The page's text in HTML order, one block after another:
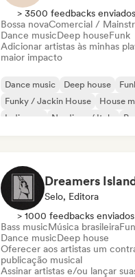
> 3500 feedbacks enviados
Bossa novaComercial /
Dance musicDeep houseFunk
Adicionar artistas às minhas
maior impacto
Dance music Deep house
Funky / Jackin House
House
Indie pop
Nu-disco / Italo
Selo, Editora
> 1000 feedbacks enviados
Bass musicMúsica brasileira
Dance musicDeep house
Oferecer aos artistas um
publicação musical
Assinar artistas e/ou lançar